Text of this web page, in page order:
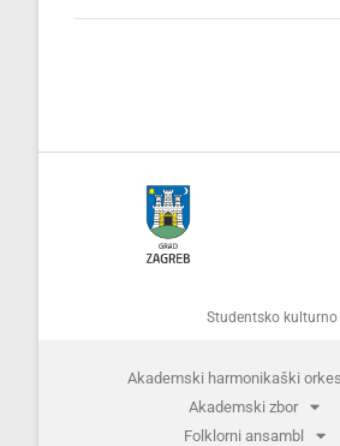
Studentsko
Akademski harmonikaški
Akademski zbor
Folklorni ansambl